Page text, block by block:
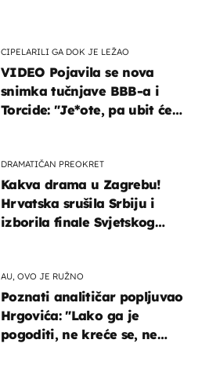
CIPELARILI GA DOK JE LEŽAO
VIDEO Pojavila se nova
snimka tučnjave BBB-a i
Torcide: "Je*ote, pa ubit će
DRAMATIČAN PREOKRET
Kakva drama u Zagrebu!
Hrvatska srušila Srbiju i
izborila finale Svjetskog
AU, OVO JE RUŽNO
Poznati analitičar popljuvao
Hrgovića: "Lako ga je
pogoditi, ne kreće se, ne